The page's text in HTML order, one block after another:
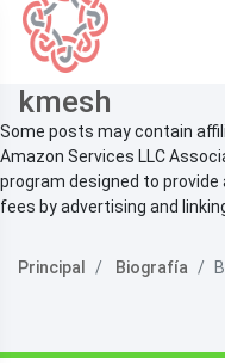
kmesh
Some posts may contain
Amazon Services LLC
program designed to
fees by advertising and
Principal Biografía